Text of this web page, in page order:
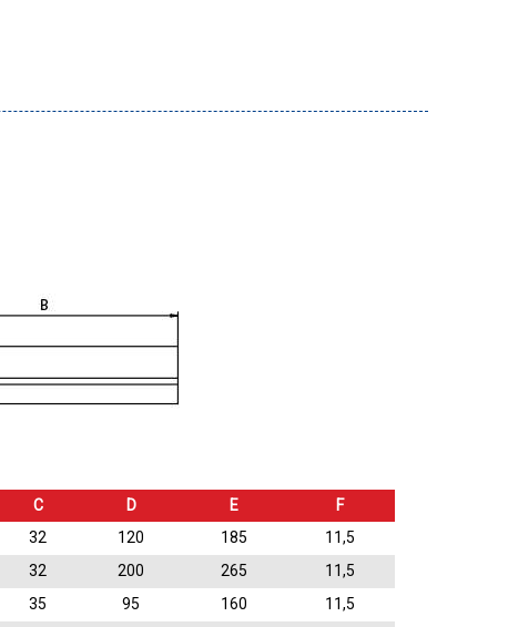
C D E
F
32 120 185
11,5
32 200 265
11,5
35 95 160
11,5